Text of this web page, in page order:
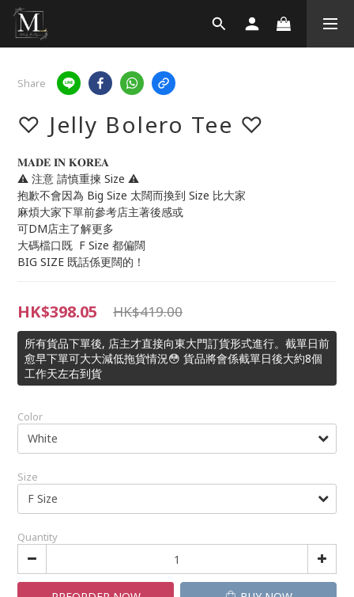
Share
♡ Jelly Bolero Tee ♡
𝐌𝐀𝐃𝐄 𝐈𝐍 𝐊𝐎𝐑𝐄𝐀
⚠️ 注意 請慎重揀 Size ⚠️
抱歉不會因為 Big Size 太闊而換到 Size 比大家
麻煩大家下單前參考店主著後感或
可DM店主了解更多
大碼檔口既  F Size 都偏闊
BIG SIZE 既話係更闊的！
HK$398.05 HK$419.00
所有貨品下單後, 店主才直接向東大門訂貨形式進行。截單日前
愈早下單可大大減低拖貨情況😳 貨品將會係截單日後大約8個
工作天左右到貨
Color
Size
Quantity